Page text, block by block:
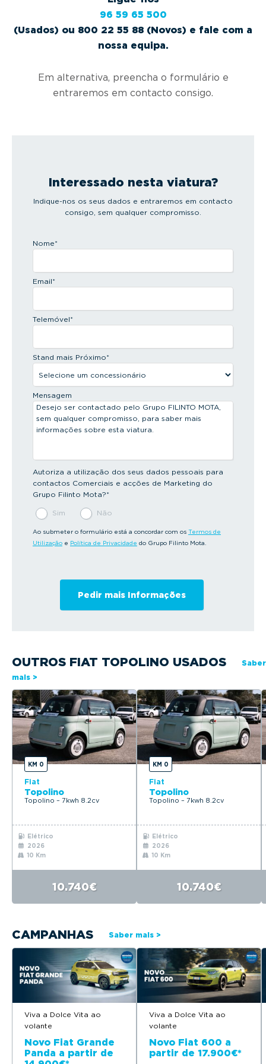
96 59 65 500
(Usados) ou 800 22 55 88 (Novos) e fale com a
nossa equipa.
Em alternativa, preencha o formulário e
entraremos em contacto consigo.
Interessado nesta viatura?
Indique-nos os seus dados e entraremos em contacto
consigo, sem qualquer compromisso.
Nome*
Email*
Telemóvel*
Stand mais Próximo*
Mensagem
Autoriza a utilização dos seus dados pessoais para
contactos Comerciais e acções de Marketing do
Grupo Filinto Mota?*
Sim Não
Ao submeter o formulário está a concordar com os Termos de
Utilização e Política de Privacidade do Grupo Filinto Mota.
OUTROS FIAT TOPOLINO USADOS
Saber
mais >
KM 0
Fiat
Topolino
Topolino – 7kwh 8.2cv
Elétrico
2026
10 Km
10.740€
KM 0
Fiat
Topolino
Topolino – 7kwh 8.2cv
Elétrico
2026
10 Km
10.740€
CAMPANHAS Saber mais >
Viva a Dolce Vita ao
volante
Novo Fiat Grande
Panda a partir de
Viva a Dolce Vita ao
volante
Novo Fiat 600 a
partir de 17.900€*